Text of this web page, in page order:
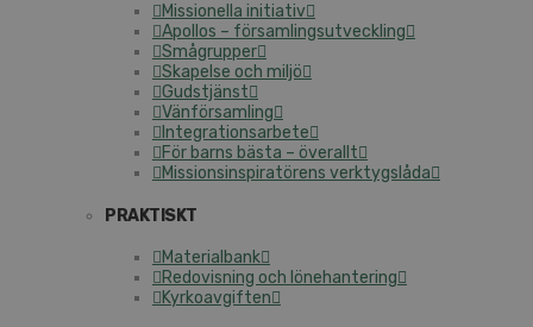
Missionella initiativ
Apollos – församlingsutveckling
Smågrupper
Skapelse och miljö
Gudstjänst
Vänförsamling
Integrationsarbete
För barns bästa – överallt
Missionsinspiratörens verktygslåda
PRAKTISKT
Materialbank
Redovisning och lönehantering
Kyrkoavgiften